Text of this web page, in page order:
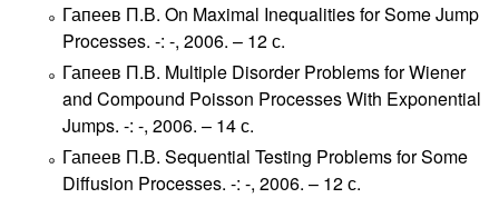
Гапеев П.В. On Maximal Inequalities for Some Jump
Processes. -: -, 2006. – 12 с.
Гапеев П.В. Multiple Disorder Problems for Wiener
and Compound Poisson Processes With Exponential
Jumps. -: -, 2006. – 14 с.
Гапеев П.В. Sequential Testing Problems for Some
Diffusion Processes. -: -, 2006. – 12 с.